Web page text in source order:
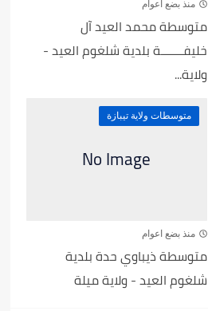
منذ بضع اعوام
متوسطة محمد العيد آل
خليفـــــــة بلدية شلغوم العيد -
ولاية...
متوسطات ولاية تيبازة
منذ بضع اعوام
متوسطة ذيباوي حدة بلدية
شلغوم العيد - ولاية ميلة